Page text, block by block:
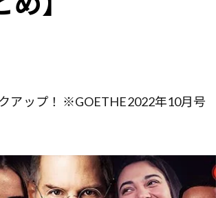
アップ！ ※GOETHE2022年10月号